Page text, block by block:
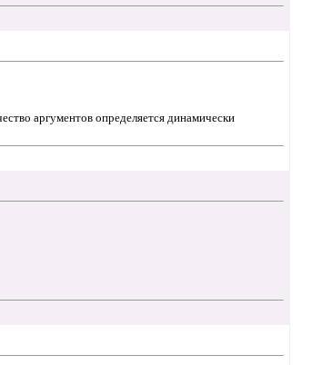
аргументов определяется динамически